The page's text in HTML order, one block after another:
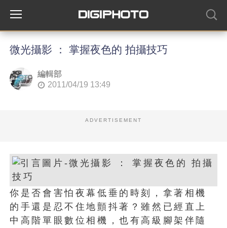
微光攝影 ： 掌握夜色的 拍攝技巧
編輯部
2011/04/19 13:49
ADVERTISEMENT
你是否會害怕夜幕低垂的時刻，拿著相機
的手還是忍不住地顫抖著？雖然已經直上
中高階單眼數位相機，也有高級腳架伴隨